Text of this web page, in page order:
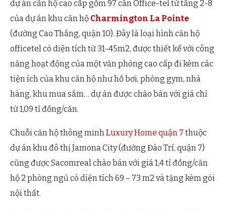
dự án căn hộ cao cấp gồm 97 căn Office-tel từ tầng 2-8
của dự án khu căn hộ Charmington La Pointe
(đường Cao Thắng, quận 10). Đây là loại hình căn hộ
officetel có diện tích từ 31-45m2, được thiết kế với công
năng hoạt động của một văn phòng cao cấp đi kèm các
tiện ích của khu căn hộ như hồ bơi, phòng gym, nhà
hàng, khu mua sắm… dự án được chào bán với giá chỉ
từ 1,09 tỉ đồng/căn.
Chuỗi căn hộ thông minh Luxury Home quận 7 thuộc
dự án khu đô thị Jamona City (đường Đào Trí, quận 7)
cũng được Sacomreal chào bán với giá 1,4 tỉ đồng/căn
hộ 2 phòng ngủ có diện tích 69 – 73 m2 và tặng kèm gói
nội thất.